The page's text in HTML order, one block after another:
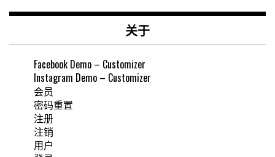
关于
Facebook Demo – Customizer
Instagram Demo – Customizer
会员
密码重置
注册
注销
用户